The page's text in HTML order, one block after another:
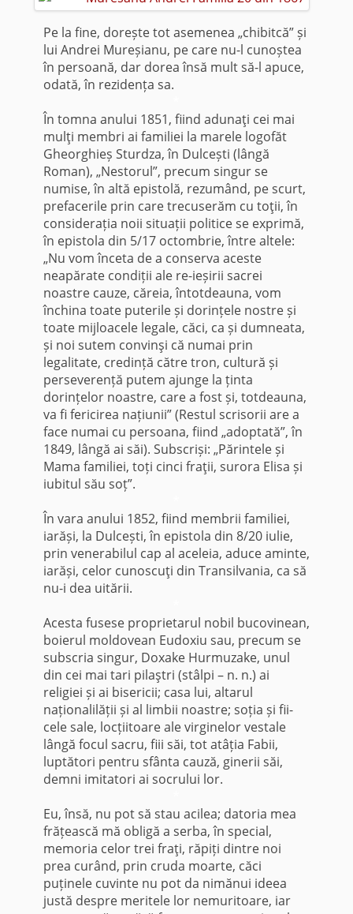
Pe la fine, dorește tot asemenea „chibitcă” și
lui Andrei Mureșianu, pe care nu-l cunoștea
în persoană, dar dorea însă mult să-l apuce,
odată, în rezidența sa.
În tomna anului 1851, fiind adunaţi cei mai
mulţi membri ai familiei la marele logofăt
Gheorghieș Sturdza, în Dulcești (lângă
Roman), „Nestorul”, pre­cum singur se
numise, în altă epistolă, rezumând, pe scurt,
prefacerile prin care trecuserăm cu toţii, în
considerația noii situații politice se exprimă,
în epistola din 5/17 octombrie, între altele:
„Nu vom înceta de a conserva aceste
neapărate condiții ale re-ieșirii sacrei
noastre cauze, căreia, întotdeauna, vom
închina toate puterile și dorințele nostre și
toate mijloacele legale, căci, ca și dumneata,
și noi sutem con­vinşi că numai prin
legalitate, credință către tron, cultură și
perseverență putem ajunge la ținta
dorințelor noastre, care a fost și, totdeauna,
va fi fericirea națiunii” (Restul scrisorii are a
face numai cu persoana, fiind „adoptată”, în
1849, lângă ai săi). Subscriși: „Părintele și
Mama familiei, toți cinci fraţii, surora Elisa și
iubitul său soț”.
În vara anului 1852, fiind membrii fa­miliei,
iarăși, la Dulcești, în epistola din 8/20 iulie,
prin venerabilul cap al aceleia, aduce aminte,
iarăși, celor cunoscuţi din Transilvania, ca să
nu-i dea uitării.
Acesta fusese proprietarul nobil bucovinean,
boierul moldovean Eudoxiu sau, precum se
subscria singur, Doxake Hurmuzake, unul
din cei mai tari pilaştri (stâlpi – n. n.) ai
religiei și ai bisericii; casa lui, altarul
naționalilății și al limbii noastre; soția și fii­
cele sale, locțiitoare ale virginelor vestale
lângă focul sacru, fiii săi, tot atâția Fabii,
luptători pentru sfânta cauză, ginerii săi,
demni imitatori ai socrului lor.
Eu, însă, nu pot să stau acilea; datoria mea
frățească mă obligă a serba, în special,
memoria celor trei fraţi, răpiți dintre noi
prea curând, prin cruda moarte, căci
puținele cuvinte nu pot da nimănui ideea
justă despre meritele lor nemuritoare, iar